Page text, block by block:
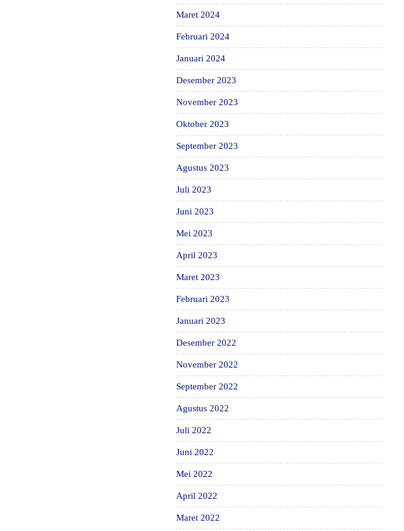
Maret 2024
Februari 2024
Januari 2024
Desember 2023
November 2023
Oktober 2023
September 2023
Agustus 2023
Juli 2023
Juni 2023
Mei 2023
April 2023
Maret 2023
Februari 2023
Januari 2023
Desember 2022
November 2022
September 2022
Agustus 2022
Juli 2022
Juni 2022
Mei 2022
April 2022
Maret 2022